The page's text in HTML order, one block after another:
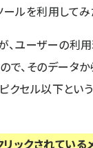
ルを利用してみ
、ユーザーの利
、そのデータか
クセル以下と
ックされている